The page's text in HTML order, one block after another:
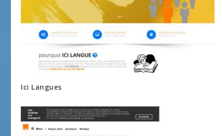
Ici Langues